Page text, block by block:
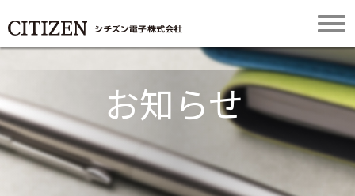
お知らせ